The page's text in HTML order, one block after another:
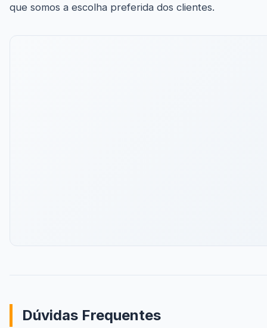
que somos a escolha preferida dos clientes.
Dúvidas Frequentes